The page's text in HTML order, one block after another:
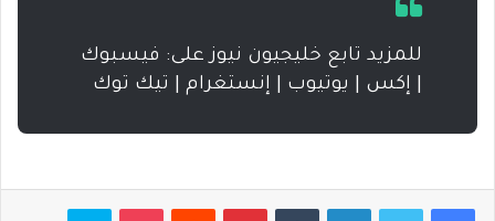
للمزيد تابع خليجيون نيوز على: فيسبوك
| إكس | يوتيوب | إنستغرام | تيك توك
فيسبوكتويتر لينكدإن بينتيريست بوكيت سكايب